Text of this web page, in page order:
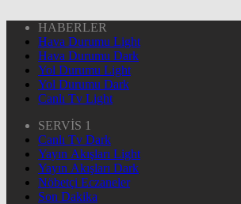
HABERLER
Hava Durumu Light
Hava Durumu Dark
Yol Durumu Light
Yol Durumu Dark
Canlı Tv Light
SERVİS 1
Canlı Tv Dark
Yayın Akışları Light
Yayın Akışları Dark
Nöbetçi Eczaneler
Son Dakika